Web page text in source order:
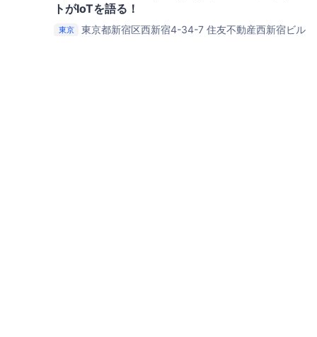
トがIoTを語る！
東京
東京都新宿区西新宿4-34-7 住友不動産西新宿ビル